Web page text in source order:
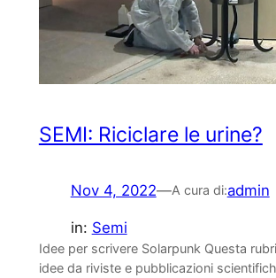
SEMI: Riciclare le urine?
Nov 4, 2022—A cura di:admin
in: Semi
Idee per scrivere Solarpunk Questa
idee da riviste e pubblicazioni